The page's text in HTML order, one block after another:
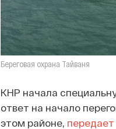
Береговая охрана Тайваня
КНР начала
ответ на начало
этом районе, передает